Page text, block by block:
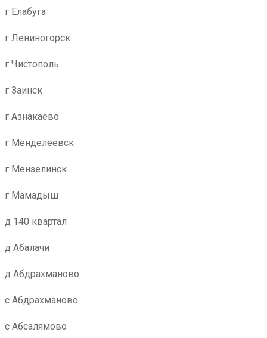
г Елабуга
г Лениногорск
г Чистополь
г Заинск
г Азнакаево
г Менделеевск
г Мензелинск
г Мамадыш
д 140 квартал
д Абалачи
д Абдрахманово
с Абдрахманово
с Абсалямово